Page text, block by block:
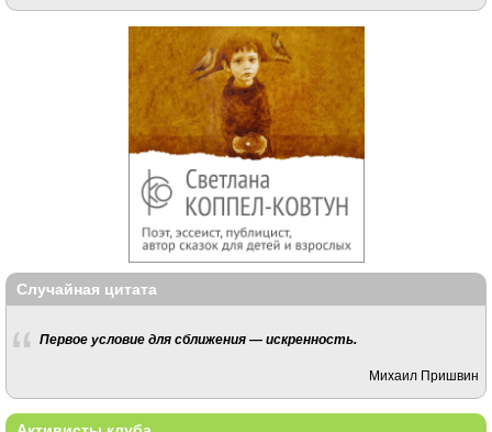
Случайная цитата
Первое условие для сближения — искренность.
Михаил Пришвин